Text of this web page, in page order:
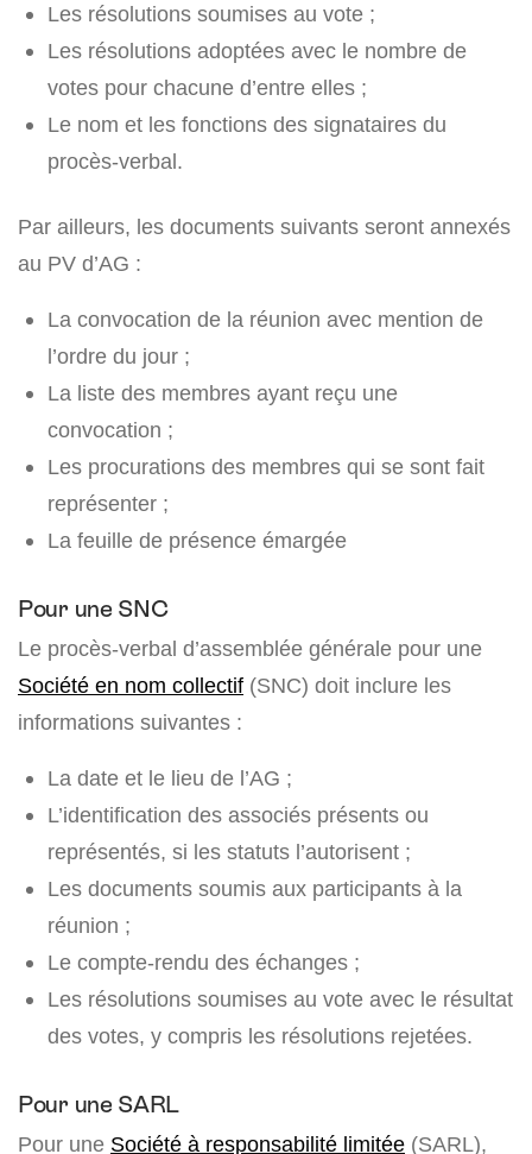
Les résolutions soumises au vote ;
Les résolutions adoptées avec le nombre de
votes pour chacune d’entre elles ;
Le nom et les fonctions des signataires du
procès-verbal.
Par ailleurs, les documents suivants seront annexés
au PV d’AG :
La convocation de la réunion avec mention de
l’ordre du jour ;
La liste des membres ayant reçu une
convocation ;
Les procurations des membres qui se sont fait
représenter ;
La feuille de présence émargée
Pour une SNC
Le procès-verbal d’assemblée générale pour une
Société en nom collectif (SNC) doit inclure les
informations suivantes :
La date et le lieu de l’AG ;
L’identification des associés présents ou
représentés, si les statuts l’autorisent ;
Les documents soumis aux participants à la
réunion ;
Le compte-rendu des échanges ;
Les résolutions soumises au vote avec le résultat
des votes, y compris les résolutions rejetées.
Pour une SARL
Pour une Société à responsabilité limitée (SARL),